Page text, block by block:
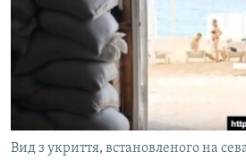
ВІДЕОУРОКИ «ELIFBE»
СВІДЧЕННЯ ОКУПАЦІЇ
УКРАЇНСЬКА ПРОБЛЕМА КРИМУ
ІНФОГРАФІКА
Вид з укриття, встановленого на